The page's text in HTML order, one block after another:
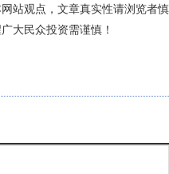
站观点，文章真实性请浏览者慎
大民众投资需谨慎！